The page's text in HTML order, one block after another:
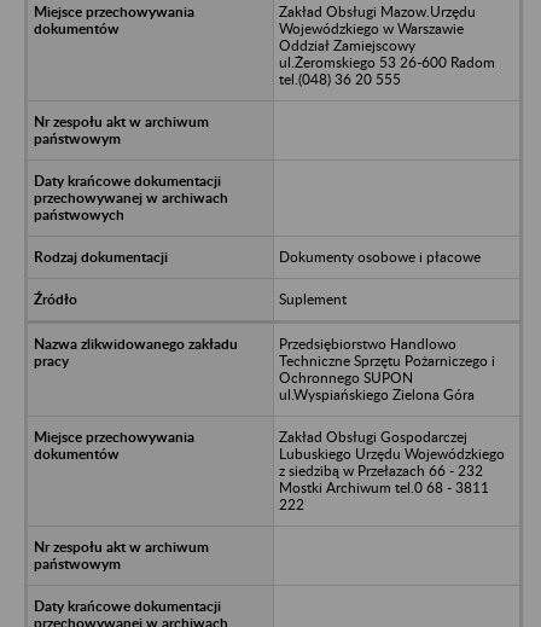
Zakład Obsługi Mazow.Urzędu
Wojewódzkiego w Warszawie
Oddział Zamiejscowy
ul.Żeromskiego 53 26-600 Radom
tel.(048) 36 20 555
Dokumenty osobowe i płacowe
Suplement
Przedsiębiorstwo Handlowo
Techniczne Sprzętu Pożarniczego i
Ochronnego SUPON
ul.Wyspiańskiego Zielona Góra
Zakład Obsługi Gospodarczej
Lubuskiego Urzędu Wojewódzkiego
z siedzibą w Przełazach 66 - 232
Mostki Archiwum tel.0 68 - 3811
222